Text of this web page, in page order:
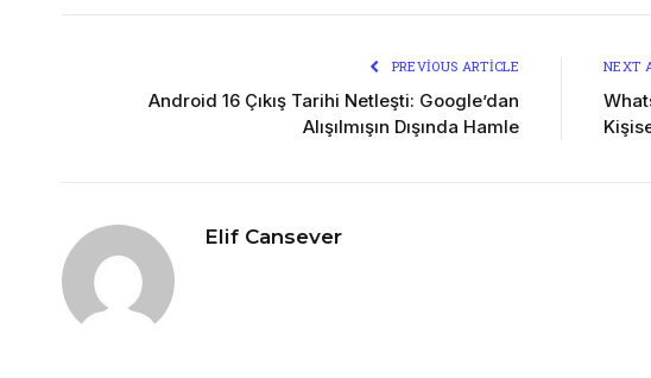
PREVIOUS ARTICLE
Android 16 Çıkış Tarihi Netleşti: Google’dan
Alışılmışın Dışında Hamle
NEXT
Elif Cansever